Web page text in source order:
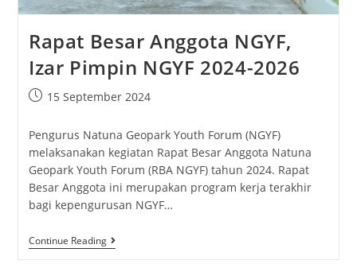
Rapat Besar Anggota NGYF,
Izar Pimpin NGYF 2024-2026
15 September 2024
Pengurus Natuna Geopark Youth Forum (NGYF)
melaksanakan kegiatan Rapat Besar Anggota Natuna
Geopark Youth Forum (RBA NGYF) tahun 2024. Rapat
Besar Anggota ini merupakan program kerja terakhir
bagi kepengurusan NGYF…
Continue Reading